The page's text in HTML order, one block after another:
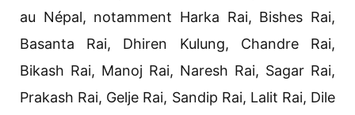
au Népal, notamment Harka Rai, Bishes Rai,
Basanta Rai, Dhiren Kulung, Chandre Rai,
Bikash Rai, Manoj Rai, Naresh Rai, Sagar Rai,
Prakash Rai, Gelje Rai, Sandip Rai, Lalit Rai, Dile